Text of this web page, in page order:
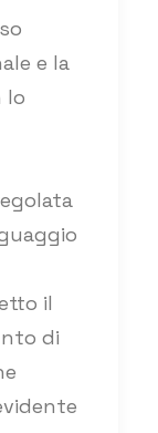
e la
lo
il
di